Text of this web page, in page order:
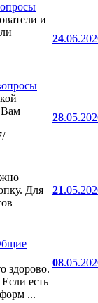
и
24
Вам
28
Для
21
здорово.
есть
...
08